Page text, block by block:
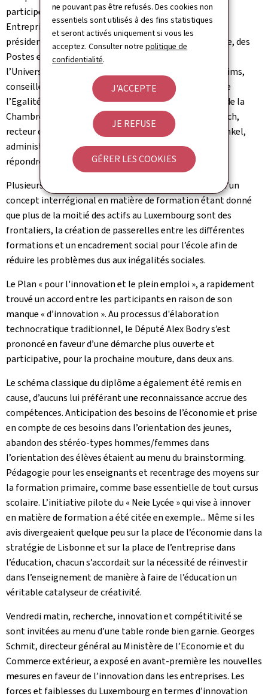
ne pouvant pas être refusés. Des cookies non
essentiels sont utilisés à des fins statistiques
et seront activés uniquement si vous les
acceptez. Consulter notrepolitique de
confidentialité.
J'ACCEPTE
JE REFUSE
GÉRER LES COOKIES
participé Pierre Bley, secrétaire général de l’Union des
Entreprises Luxembourgeoises, Alex Bodry, député et
président de la Commission de l’Economie, de l’Energie, des
Postes et des Sports, Lionel Fontagné, professeur à
l’Université Paris 1, Panthéon-Sorbonne, Maddy Mulheims,
conseillère de gouvernement 1re classe au Ministère de
l’Egalité des Chances , Jean-Claude Reding, président de la
Chambre des Employés Privés et de l’OGBL, Rolf Tarrach,
recteur de l’Université du Luxembourg et Claude Wehenkel,
administrateur délégué du CRP Henri Tudor, a tenté de
répondre à ces questions.
Plusieurs pistes ont été mises en évidence : le besoin d’un
concept interrégional en matière de formation étant donné
que plus de la moitié des actifs au Luxembourg sont des
frontaliers, la création de passerelles entre les différentes
formations et un encadrement social pour l’école afin de
réduire les problèmes dus aux inégalités sociales.
Le Plan « pour l'innovation et le plein emploi », a rapidement
trouvé un accord entre les participants en raison de son
manque « d’innovation ». Au processus d'élaboration
technocratique traditionnel, le Député Alex Bodry s’est
prononcé en faveur d’une démarche plus ouverte et
participative, pour la prochaine mouture, dans deux ans.
Le schéma classique du diplôme a également été remis en
cause, d’aucuns lui préférant une reconnaissance accrue des
compétences. Anticipation des besoins de l’économie et prise
en compte de ces besoins dans l’orientation des jeunes,
abandon des stéréo-types hommes/femmes dans
l’orientation des élèves étaient au menu du brainstorming.
Pédagogie pour les enseignants et recentrage des moyens sur
la formation primaire, comme base essentielle de tout cursus
scolaire. L’initiative pilote du « Neie Lycée » qui vise à innover
en matière de formation a été citée en exemple... Même si les
avis divergeaient quelque peu sur la place de l’économie dans la
stratégie de Lisbonne et sur la place de l’entreprise dans
l’éducation, chacun s’accordait sur la nécessité de réinvestir
dans l’enseignement de manière à faire de l’éducation un
véritable catalyseur de créativité.
Vendredi matin, recherche, innovation et compétitivité se
sont invitées au menu d’une table ronde bien garnie. Georges
Schmit, directeur général au Ministère de l’Economie et du
Commerce extérieur, a exposé en avant-première les nouvelles
mesures en faveur de l’innovation dans les entreprises. Les
forces et faiblesses du Luxembourg en termes d’innovation